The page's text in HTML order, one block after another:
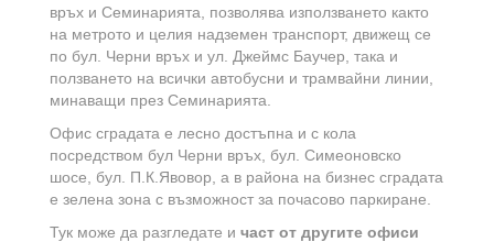
връх и Семинарията, позволява използването както
на метрото и целия надземен транспорт, движещ се
по бул. Черни връх и ул. Джеймс Баучер, така и
ползването на всички автобусни и трамвайни линии,
минаващи през Семинарията.
Офис сградата е лесно достъпна и с кола
посредством бул Черни връх, бул. Симеоновско
шосе, бул. П.К.Явовор, а в района на бизнес сградата
е зелена зона с възможност за почасово паркиране.
Тук може да разгледате и част от другите офиси